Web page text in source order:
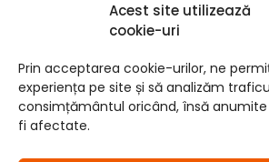
Acest site utilizează
cookie-uri
Prin acceptarea cookie-urilor, ne
experiența pe site și să analizăm
consimțământul oricând, însă
fi afectate.
Soluționare litigii